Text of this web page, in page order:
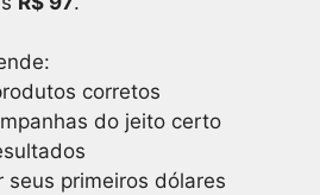
corretos
do jeito certo
primeiros dólares